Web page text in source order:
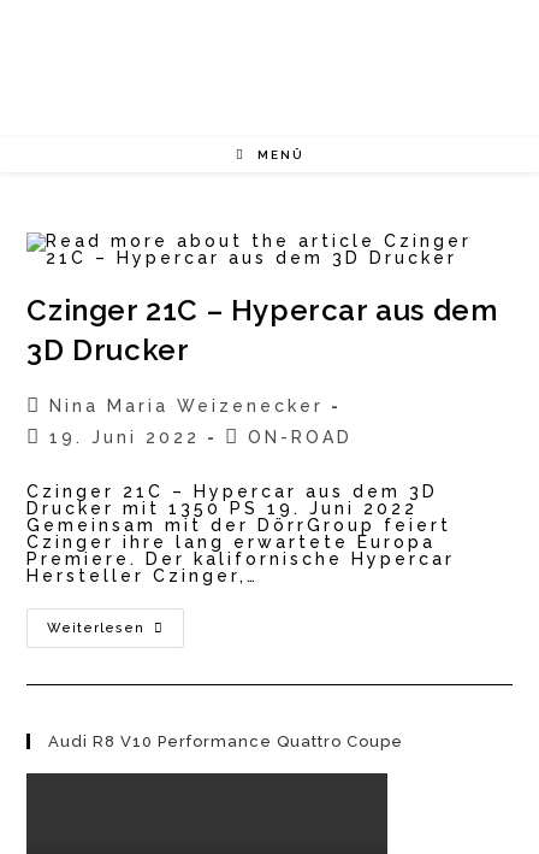
MENÜ
Czinger 21C – Hypercar aus dem
3D Drucker
Beitrags-
Autor:
Nina Maria Weizenecker
Beitrag
19. Juni 2022
Beitrags-
ON-ROAD
Czinger 21C – Hypercar aus dem 3D
Drucker mit 1350 PS 19. Juni 2022
Gemeinsam mit der DörrGroup feiert
Czinger ihre lang erwartete Europa
Premiere. Der kalifornische Hypercar
Hersteller Czinger,…
Weiterlesen
Czinger
21C
Drucker
Audi R8 V10 Performance Quattro Coupe